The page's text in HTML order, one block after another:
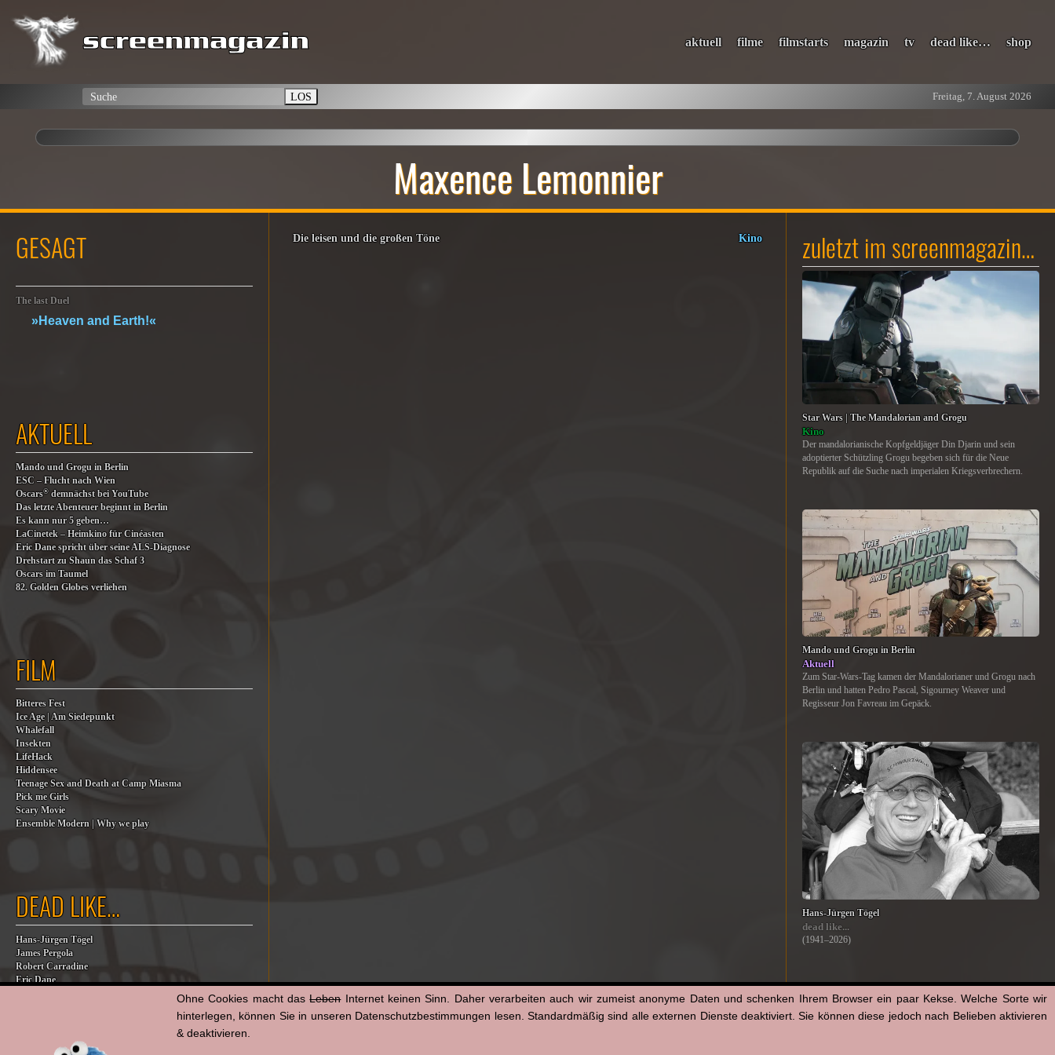
aktuell filme filmstarts magazin tv dead like… shop
LOS Freitag, 7. August 2026
Maxence Lemonnier
Die leisen und die großen Töne Kino
GESAGT
The last Duel
»Heaven and Earth!«
AKTUELL
Mando und Grogu in Berlin
ESC – Flucht nach Wien
Oscars® demnächst bei YouTube
Das letzte Abenteuer beginnt in Berlin
Es kann nur 5 geben…
LaCinetek – Heimkino für Cinéasten
Eric Dane spricht über seine ALS-Diagnose
Drehstart zu Shaun das Schaf 3
Oscars im Taumel
82. Golden Globes verliehen
FILM
Bitteres Fest
Ice Age | Am Siedepunkt
Whalefall
Insekten
LifeHack
Hiddensee
Teenage Sex and Death at Camp Miasma
Pick me Girls
Scary Movie
Ensemble Modern | Why we play
DEAD LIKE…
Hans-Jürgen Tögel
James Pergola
Robert Carradine
Eric Dane
Dana Eden
zuletzt im screenmagazin…
Star Wars | The Mandalorian and Grogu
Kino
Der mandalorianische Kopfgeldjäger Din Djarin und sein
adoptierter Schützling Grogu begeben sich für die Neue
Republik auf die Suche nach imperialen Kriegsverbrechern.
Mando und Grogu in Berlin
Aktuell
Zum Star-Wars-Tag kamen der Mandalorianer und Grogu nach
Berlin und hatten Pedro Pascal, Sigourney Weaver und
Regisseur Jon Favreau im Gepäck.
Hans-Jürgen Tögel
dead like...
(1941–2026)
Ohne Cookies macht dasLebenInternet keinen Sinn. Daher verarbeiten auch wir zumeist anonyme Daten und schenken Ihrem Browser ein paar Kekse. Welche Sorte wir
hinterlegen, können Sie in unseren Datenschutzbestimmungen lesen. Standardmäßig sind alle externen Dienste deaktiviert. Sie können diese jedoch nach Belieben aktivieren
& deaktivieren.